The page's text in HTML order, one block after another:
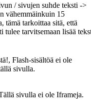
/ sivujen suhde teksti ->
vähemmäinkuin 15
tämä tarkoittaa sitä, että
tulee tarvitsemaan lisää
Flash-sisältöä ei ole
sivulla.
sivulla ei ole Iframeja.